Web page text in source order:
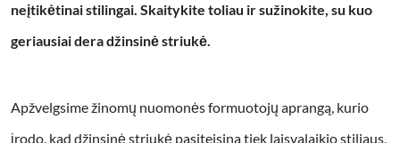
neįtikėtinai stilingai. Skaitykite toliau ir sužinokite, su kuo
geriausiai dera džinsinė striukė.
Apžvelgsime žinomų nuomonės formuotojų aprangą, kurio
įrodo, kad džinsinė striukė pasiteisina tiek laisvalaikio stiliaus,